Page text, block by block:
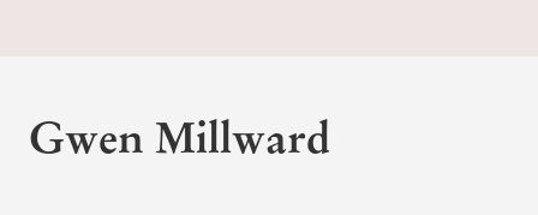
Gwen Millward